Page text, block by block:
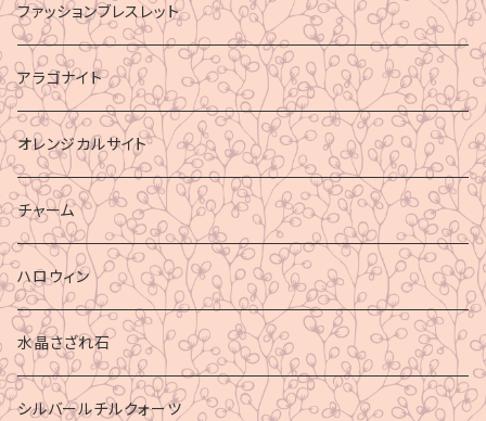
ファッションブレスレット
アラゴナイト
オレンジカルサイト
チャーム
ハロウィン
水晶さざれ石
シルバールチルクォーツ